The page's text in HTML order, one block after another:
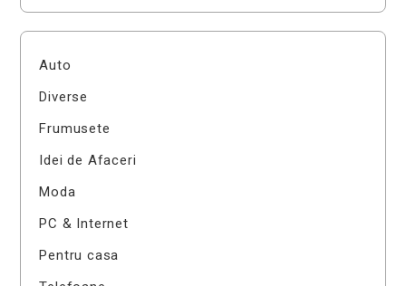
Auto
Diverse
Frumusete
Idei de Afaceri
Moda
PC & Internet
Pentru casa